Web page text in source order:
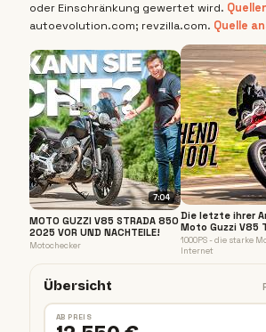
oder Einschränkung gewertet wird.
autoevolution.com; revzilla.com. Quelle
7:04
MOTO GUZZI V85 STRADA 850
2025 VOR UND NACHTEILE!
Motochecker
Die letzte ihrer
Moto Guzzi V85
1000PS - die starke
Internet
Übersicht
AB PREIS